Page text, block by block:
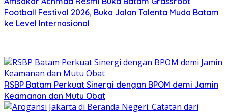
Football Festival 2026, Buka Jalan Talenta Muda Batam
ke Level Internasional
RSBP Batam Perkuat Sinergi dengan BPOM demi Jamin
Keamanan dan Mutu Obat